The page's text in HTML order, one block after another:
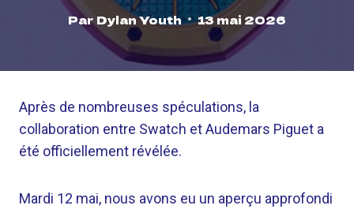
Par Dylan Youth 13 mai 2026
Après de nombreuses spéculations, la
collaboration entre Swatch et Audemars Piguet a
été officiellement révélée.
Mardi 12 mai, nous avons eu un aperçu approfondi